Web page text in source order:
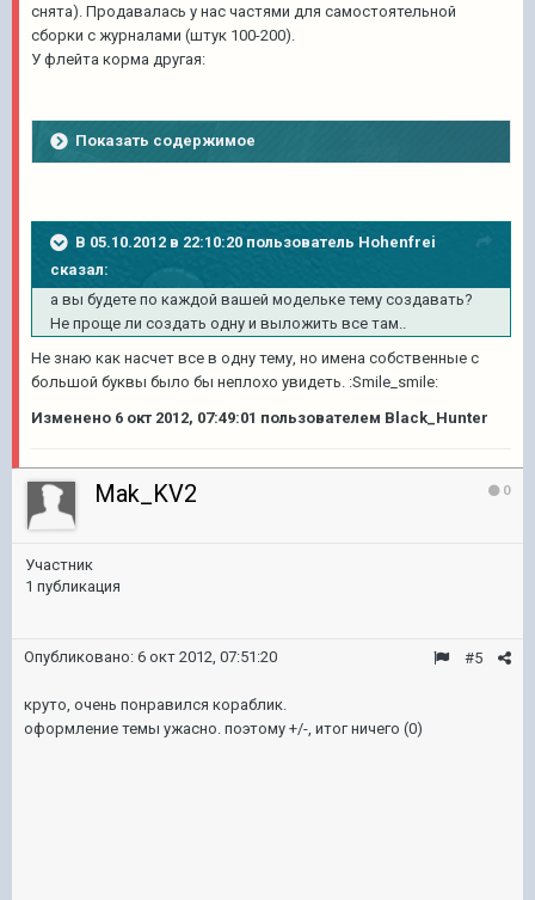
снята). Продавалась у нас частями для самостоятельной
сборки с журналами (штук 100-200).
У флейта корма другая:
Показать содержимое
В 05.10.2012 в 22:10:20 пользователь Hohenfrei
сказал:
а вы будете по каждой вашей модельке тему создавать?
Не проще ли создать одну и выложить все там..
Не знаю как насчет все в одну тему, но имена собственные с
большой буквы было бы неплохо увидеть. :Smile_smile:
Изменено 6 окт 2012, 07:49:01 пользователем Black_Hunter
0
Mak_KV2
Участник
1 публикация
#5
Опубликовано: 6 окт 2012, 07:51:20
круто, очень понравился кораблик.
оформление темы ужасно. поэтому +/-, итог ничего (0)